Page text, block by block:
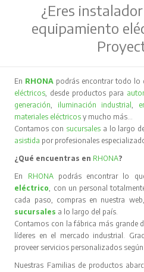
¿Eres
equipamiento
En RHONA podrás encontrar todo lo
eléctricos, desde productos para
generación, iluminación industrial,
materiales eléctricos y mucho más…
Contamos con sucursales a lo largo
asistida por profesionales
¿Qué encuentras en RHONA?
En RHONA podrás encontrar lo
eléctrico, con un personal
cada paso, compras en nuestra
sucursales a lo largo del país.
Contamos con la fábrica más grande
líderes en el mercado industrial.
proveer servicios personalizados
Nuestras Familias de productos